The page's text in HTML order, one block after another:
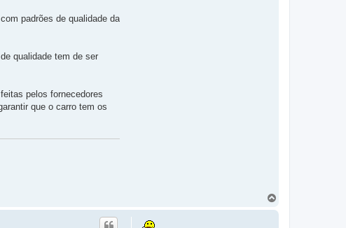
padrões de qualidade da
qualidade tem de ser
pelos fornecedores
que o carro tem os